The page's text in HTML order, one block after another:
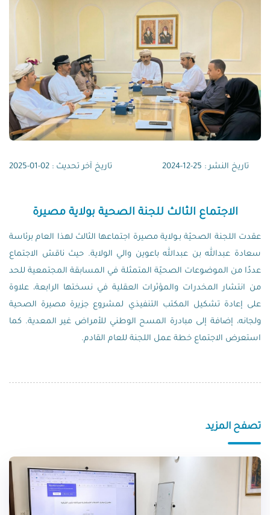
تاريخ النشر : 25-12-2024 تاريخ آخر تحديث : 02-01-2025
الاجتماع الثالث للجنة الصحية بولاية مصيرة
عقدت اللجنة الصحيّة بـولاية مصيرة اجتماعها الثالث لهذا العام برئاسة
سعادة عبدالله بن عبدالله باعوين والي الولاية. حيث ناقش الاجتماع
عددًا من الموضوعات الصحيّة المتمثلة في المسابقة المجتمعية للحد
من انتشار المخدرات والمؤثرات العقلية في نسختها الرابعة، علاوة
على إعادة تشكيل المكتب التنفيذي لمشروع جزيرة مصيرة الصحية
ولجانه، إضافة إلى مبادرة المسح الوطني للأمراض غير المعدية. كما
استعرض الاجتماع خطة عمل اللجنة للعام القادم.
تصفح المزيد